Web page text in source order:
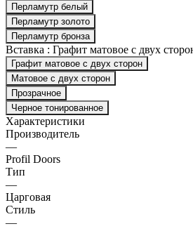
Перламутр белый
Перламутр золото
Перламутр бронза
Вставка : Графит матовое с двух
Графит матовое с двух сторон
Матовое с двух сторон
Прозрачное
Черное тонированное
Характеристики
Производитель
—
Profil Doors
Тип
—
Царговая
Стиль
—